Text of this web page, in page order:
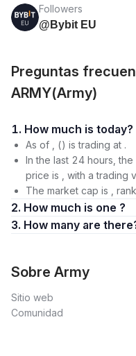
Followers
@Bybit EU
Preguntas
ARMY(Army)
1. How much is today?
As of , () is trading at .
In the last 24 hours,
price is , with a trading
The market cap is ,
2. How much is one ?
3. How many are
Sobre Army
Sitio web
Comunidad